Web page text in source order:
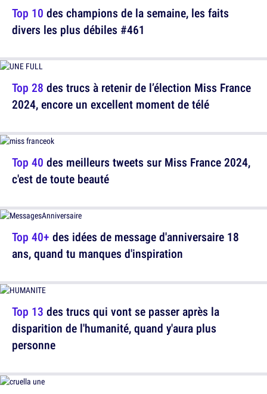
Top 10 des champions de la semaine, les faits
divers les plus débiles #461
Top 40 des meilleurs tweets sur Miss France 2024,
c'est de toute beauté
Top 13 des trucs qui vont se passer après la
disparition de l'humanité, quand y'aura plus
personne
Top 28 des trucs à retenir de l’élection Miss France
2024, encore un excellent moment de télé
Top 40+ des idées de message d'anniversaire 18
ans, quand tu manques d'inspiration